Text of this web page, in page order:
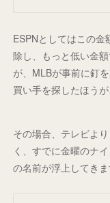
ESPNとしてはこの
除し、もっと低い金
が、MLBが事前に釘
買い手を探したほう
その場合、テレビよ
く、すでに金曜のナ
の名前が浮上してきま